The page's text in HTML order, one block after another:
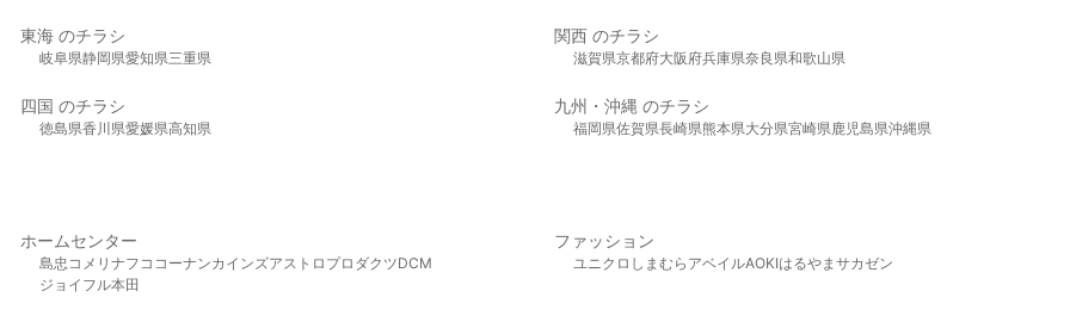
東海 のチラシ
岐阜県静岡県愛知県三重県
関西 のチラシ
滋賀県京都府大阪府兵庫県奈良県和歌山県
四国 のチラシ
徳島県香川県愛媛県高知県
九州・沖縄 のチラシ
福岡県佐賀県長崎県熊本県大分県宮崎県鹿児島県沖縄県
ホームセンター
島忠 コメリ ナフコ コーナンカインズアストロプロダクツDCM
ジョイフル本田
ファッション
ユニクロ しまむら アベイルAOKIはるやま サカゼン